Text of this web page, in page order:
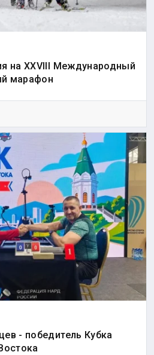
на XXVIII Международный
марафон
- победитель Кубка